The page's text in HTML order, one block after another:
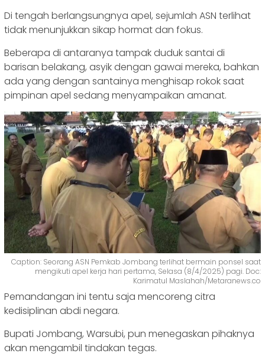
Di tengah berlangsungnya apel, sejumlah ASN terlihat
tidak menunjukkan sikap hormat dan fokus.
Beberapa di antaranya tampak duduk santai di
barisan belakang, asyik dengan gawai mereka, bahkan
ada yang dengan santainya menghisap rokok saat
pimpinan apel sedang menyampaikan amanat.
Caption: Seorang ASN Pemkab Jombang terlihat bermain ponsel saat
mengikuti apel kerja hari pertama, Selasa (8/4/2025) pagi. Doc:
Karimatul Maslahah/Metaranews.co
Pemandangan ini tentu saja mencoreng citra
kedisiplinan abdi negara.
Bupati Jombang, Warsubi, pun menegaskan pihaknya
akan mengambil tindakan tegas.